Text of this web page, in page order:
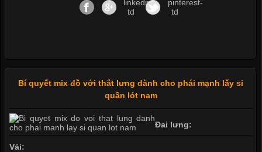
Bí quyết mix đồ với thắt lưng dành cho phái mạnh lấy sỉ
quần lót nam
Đai lưng:
Vải: